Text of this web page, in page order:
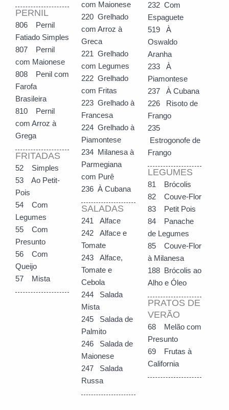
PERNIL
806 Pernil
Fatiado Simples
807 Pernil
com Maionese
808 Penil com
Farofa
Brasileira
810 Pernil
com Arroz à
Grega
FRITADAS
52 Simples
53 Ao Petit-
Pois
54 Com
Legumes
55 Com
Presunto
56 Com
Queijo
57 Mista
com Maionese
220 Grelhado
com Arroz à
Greca
221 Grelhado
com Legumes
222 Grelhado
com Fritas
223 Grelhado à
Francesa
224 Grelhado à
Piamontese
234 Milanesa à
Parmegiana
com Purê
236 À Cubana
SALADAS
241 Alface
242 Alface e
Tomate
243 Alface,
Tomate e
Cebola
244 Salada
Mista
245 Salada de
Palmito
246 Salada de
Maionese
247 Salada
Russa
232 Com
Espaguete
519 À
Oswaldo
Aranha
233 À
Piamontese
237 À Cubana
226 Risoto de
Frango
235
Estrogonofe de
Frango
LEGUMES
81 Brócolis
82 Couve-Flor
83 Petit Pois
84 Panache
de Legumes
85 Couve-Flor
à Milanesa
188 Brócolis ao
Alho e Óleo
PRATOS DE
VERÃO
68 Melão com
Presunto
69 Frutas à
California